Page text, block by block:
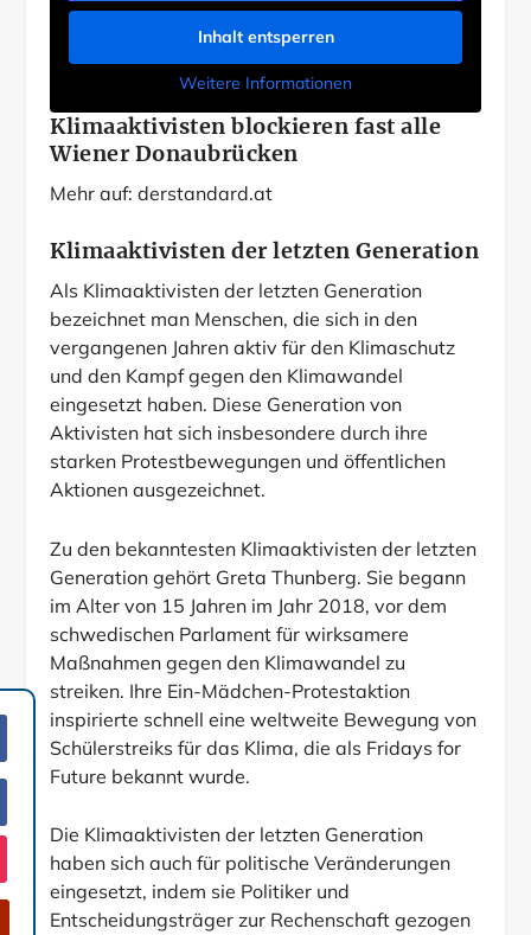
Inhalt entsperren
Weitere Informationen
Klimaaktivisten blockieren fast alle
Wiener Donaubrücken
Mehr auf:derstandard.at
Klimaaktivisten der letzten Generation
Als Klimaaktivisten der letzten Generation
bezeichnet man Menschen, die sich in den
vergangenen Jahren aktiv für den Klimaschutz
und den Kampf gegen den Klimawandel
eingesetzt haben. Diese Generation von
Aktivisten hat sich insbesondere durch ihre
starken Protestbewegungen und öffentlichen
Aktionen ausgezeichnet.
Zu den bekanntesten Klimaaktivisten der letzten
Generation gehört Greta Thunberg. Sie begann
im Alter von 15 Jahren im Jahr 2018, vor dem
schwedischen Parlament für wirksamere
Maßnahmen gegen den Klimawandel zu
streiken. Ihre Ein-Mädchen-Protestaktion
inspirierte schnell eine weltweite Bewegung von
Schülerstreiks für das Klima, die als Fridays for
Future bekannt wurde.
Die Klimaaktivisten der letzten Generation
haben sich auch für politische Veränderungen
eingesetzt, indem sie Politiker und
Entscheidungsträger zur Rechenschaft gezogen